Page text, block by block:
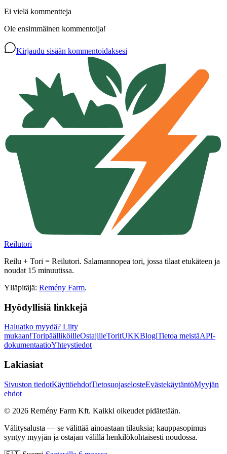
Ei vielä kommentteja
Ole ensimmäinen kommentoija!
Kirjaudu sisään kommentoidaksesi
Reilutori
Reilu + Tori = Reilutori. Salamannopea tori, jossa tilaat etukäteen ja
noudat 15 minuutissa.
Ylläpitäjä: Remény Farm.
Hyödyllisiä linkkejä
Haluatko myydä? Liity
mukaan!ToripäälliköilleOstajilleToritUKKBlogiTietoa meistäAPI-
dokumentaatioYhteystiedot
Lakiasiat
Sivuston tiedotKäyttöehdotTietosuojaselosteEvästekäytäntöMyyjän
ehdot
© 2026 Remény Farm Kft. Kaikki oikeudet pidätetään.
Välitysalusta — se välittää ainoastaan tilauksia; kauppasopimus
syntyy myyjän ja ostajan välillä henkilökohtaisesti noudossa.